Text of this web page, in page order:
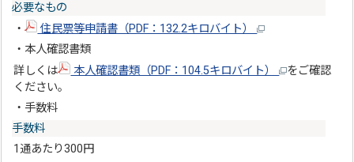
必要なもの
・
住民票等申請書（PDF：132.2キロバイト）
・本人確認書類
詳しくは
本人確認書類（PDF：104.5キロバイト）
をご確認
ください。
・手数料
手数料
1通あたり300円